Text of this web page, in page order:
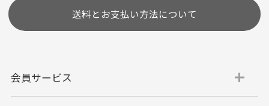
送料とお支払い方法について
会員サービス